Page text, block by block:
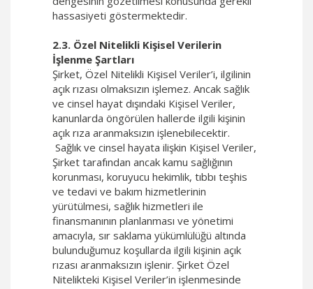
hassasiyeti göstermektedir.
2.3. Özel Nitelikli Kişisel Verilerin
İşlenme Şartları
Şirket, Özel Nitelikli Kişisel Veriler’i, ilgilinin
açık rızası olmaksızın işlemez. Ancak sağlık
ve cinsel hayat dışındaki Kişisel Veriler,
kanunlarda öngörülen hallerde ilgili kişinin
açık rıza aranmaksızın işlenebilecektir.
Sağlık ve cinsel hayata ilişkin Kişisel Veriler,
Şirket tarafından ancak kamu sağlığının
korunması, koruyucu hekimlik, tıbbı teşhis
ve tedavi ve bakım hizmetlerinin
yürütülmesi, sağlık hizmetleri ile
finansmanının planlanması ve yönetimi
amacıyla, sır saklama yükümlülüğü altında
bulunduğumuz koşullarda ilgili kişinin açık
rızası aranmaksızın işlenir. Şirket Özel
Nitelikteki Kişisel Veriler’in işlenmesinde